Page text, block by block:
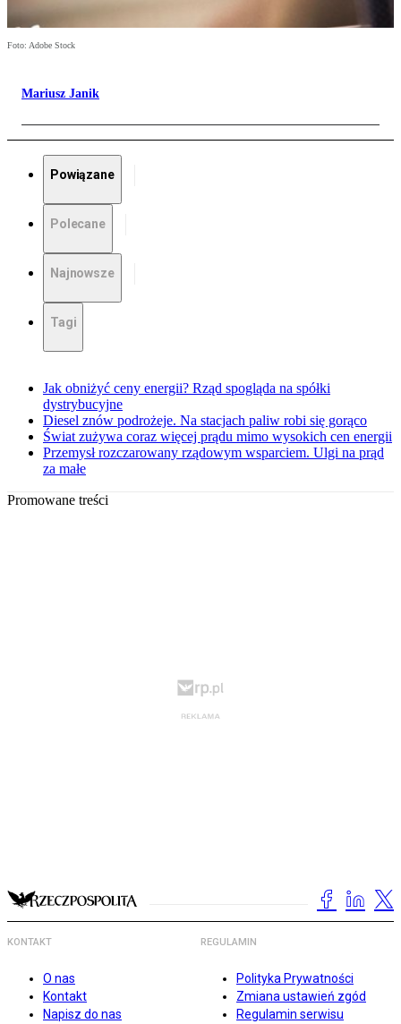
Foto: Adobe Stock
Mariusz Janik
Powiązane
Polecane
Najnowsze
Tagi
Jak obniżyć ceny energii? Rząd spogląda na spółki
dystrybucyjne
Diesel znów podrożeje. Na stacjach paliw robi się gorąco
Świat zużywa coraz więcej prądu mimo wysokich cen energii
Przemysł rozczarowany rządowym wsparciem. Ulgi na prąd
za małe
Promowane treści
KONTAKT
O nas
Kontakt
Napisz do nas
REGULAMIN
Polityka Prywatności
Zmiana ustawień zgód
Regulamin serwisu